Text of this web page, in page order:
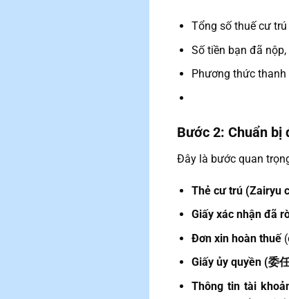
Tổng số thuế cư
Số tiền bạn đã
Phương thức
Bước 2: Chuẩn bị
Đây là bước quan
Thẻ cư trú (Zairyu
Giấy xác nhận đã
Đơn xin hoàn thuế
Giấy ủy quyền (委
Thông tin tài